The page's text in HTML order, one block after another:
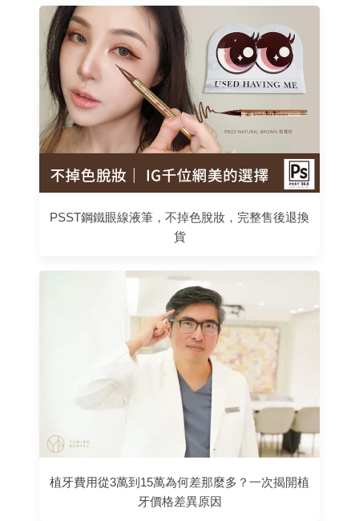
PSST鋼鐵眼線液筆，不掉色脫妝，完整售後退換
貨
植牙費用從3萬到15萬為何差那麼多？一次揭開植
牙價格差異原因